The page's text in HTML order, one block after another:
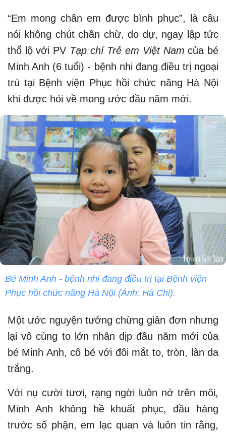
“Em mong chân em được bình phục”, là câu
nói không chút chần chừ, do dự, ngay lập tức
thổ lộ với PV Tạp chí Trẻ em Việt Nam của bé
Minh Anh (6 tuổi) - bệnh nhi đang điều trị ngoại
trú tại Bệnh viện Phục hồi chức năng Hà Nội
khi được hỏi về mong ước đầu năm mới.
Bé Minh Anh - bệnh nhi đang điều trị tại Bệnh viện
Phục hồi chức năng Hà Nội (Ảnh: Hà Chi).
Một ước nguyện tưởng chừng giản đơn nhưng
lại vô cùng to lớn nhân dịp đầu năm mới của
bé Minh Anh, cô bé với đôi mắt to, tròn, làn da
trắng.
Với nụ cười tươi, rạng ngời luôn nở trên môi,
Minh Anh không hề khuất phục, đầu hàng
trước số phận, em lạc quan và luôn tin rằng,